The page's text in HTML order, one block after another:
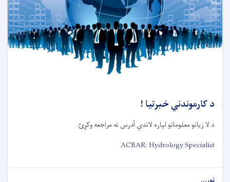
د کارموندني خبرتیا !
د لا زیاتو معلوماتو لپاره لاندې آدرس ته مراجعه وکړئ.
ACBAR: Hydrology Specialist